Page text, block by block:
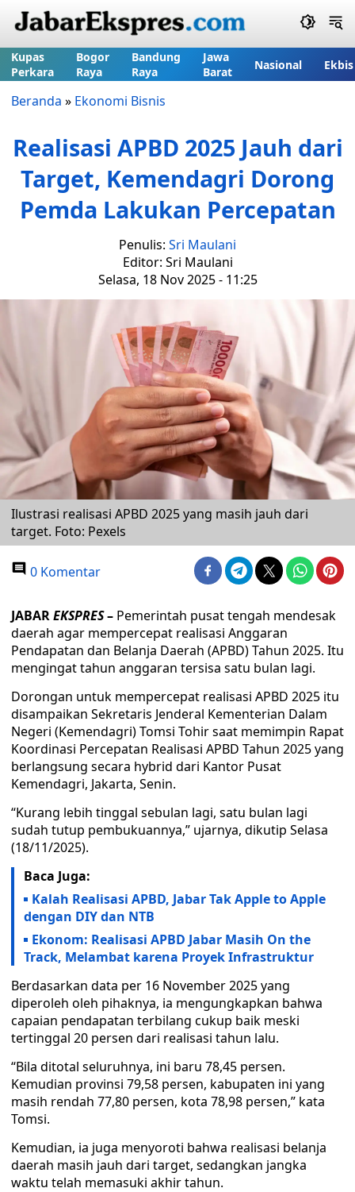
Kupas
Perkara
Bogor
Raya
Bandung
Raya
Jawa
Barat
Nasional Ekbis
Beranda » Ekonomi Bisnis
Realisasi APBD 2025 Jauh dari
Target, Kemendagri Dorong
Pemda Lakukan Percepatan
Penulis: Sri Maulani
Editor: Sri Maulani
Selasa, 18 Nov 2025 - 11:25
Ilustrasi realisasi APBD 2025 yang masih jauh dari
target. Foto: Pexels
0 Komentar
JABAREKSPRES– Pemerintah pusat tengah mendesak
daerah agar mempercepat realisasi Anggaran
Pendapatan dan Belanja Daerah (APBD) Tahun 2025. Itu
mengingat tahun anggaran tersisa satu bulan lagi.
Dorongan untuk mempercepat realisasi APBD 2025 itu
disampaikan Sekretaris Jenderal Kementerian Dalam
Negeri (Kemendagri) Tomsi Tohir saat memimpin Rapat
Koordinasi Percepatan Realisasi APBD Tahun 2025 yang
berlangsung secara hybrid dari Kantor Pusat
Kemendagri, Jakarta, Senin.
“Kurang lebih tinggal sebulan lagi, satu bulan lagi
sudah tutup pembukuannya,” ujarnya, dikutip Selasa
(18/11/2025).
Baca Juga:
Kalah Realisasi APBD, Jabar Tak Apple to Apple
dengan DIY dan NTB
Ekonom: Realisasi APBD Jabar Masih On the
Track, Melambat karena Proyek Infrastruktur
Berdasarkan data per 16 November 2025 yang
diperoleh oleh pihaknya, ia mengungkapkan bahwa
capaian pendapatan terbilang cukup baik meski
tertinggal 20 persen dari realisasi tahun lalu.
“Bila ditotal seluruhnya, ini baru 78,45 persen.
Kemudian provinsi 79,58 persen, kabupaten ini yang
masih rendah 77,80 persen, kota 78,98 persen,” kata
Tomsi.
Kemudian, ia juga menyoroti bahwa realisasi belanja
daerah masih jauh dari target, sedangkan jangka
waktu telah memasuki akhir tahun.